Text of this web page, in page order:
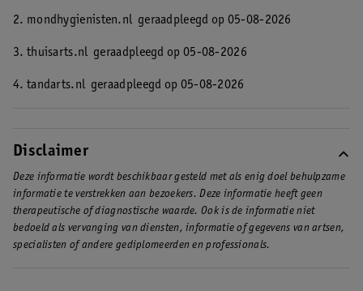
2. mondhygienisten.nl geraadpleegd op 05-08-2026
3. thuisarts.nl geraadpleegd op 05-08-2026
4. tandarts.nl geraadpleegd op 05-08-2026
Disclaimer
Deze informatie wordt beschikbaar gesteld met als enig doel behulpzame
informatie te verstrekken aan bezoekers. Deze informatie heeft geen
therapeutische of diagnostische waarde. Ook is de informatie niet
bedoeld als vervanging van diensten, informatie of gegevens van artsen,
specialisten of andere gediplomeerden en professionals.